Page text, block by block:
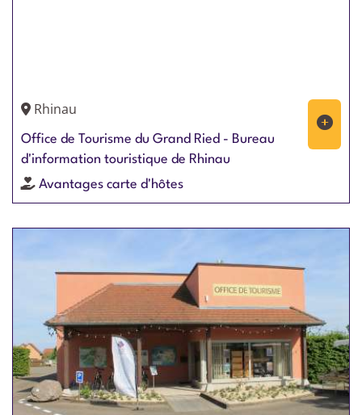
Rhinau
Office de Tourisme du Grand Ried - Bureau
d'information touristique de Rhinau
Avantages carte d'hôtes